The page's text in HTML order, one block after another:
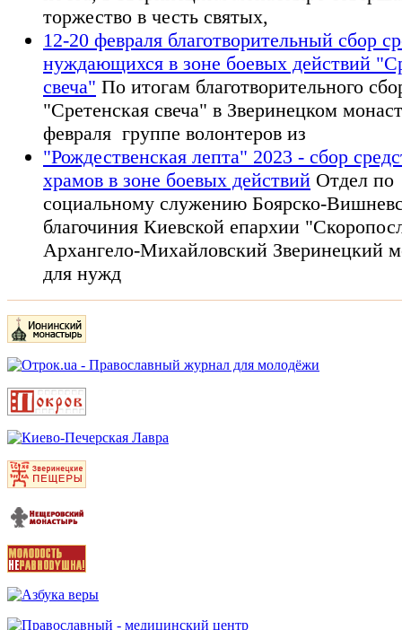
торжество в честь святых,
12-20 февраля благотворительный сбор
нуждающихся в зоне боевых действий
свеча" По итогам благотворительного
"Сретенская свеча" в Зверинецком
февраля группе волонтеров из
"Рождественская лепта" 2023 - сбор
храмов в зоне боевых действий Отдел по
социальному служению Боярско-
благочиния Киевской епархии
Архангело-Михайловский Зверинецкий
для нужд